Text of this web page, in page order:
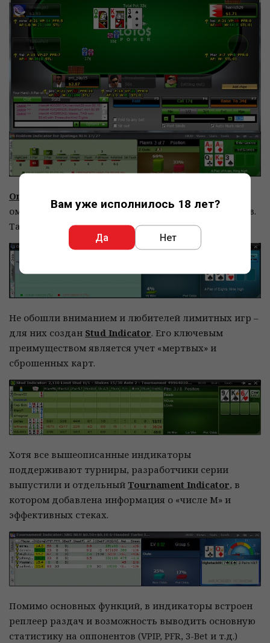
Вам уже исполнилось 18 лет?
Да Нет
Omaha Indicator
омахи всех видов (в том числе хай-лоу) и форматов.
Также есть версия идля Mac OS.
Не обошли вниманием и любителей лимитных игр –
для них создан Stud Indicator. Его ключевым
преимуществом является учет «мертвых» и
сброшенных карт.
Хотя все вышеописанные индикаторы
поддерживают турниры, разработчики серии
выпустили и отдельный Tournament Indicator, в
котором добавлена информация о «числе М» и
эффективных стеках.
Помимо основных функций, в индикаторы встроен
реплеер раздач и возможность выводить основную
статистику на оппонентов (VPIP, PFR, 3-Bet и т.д.)